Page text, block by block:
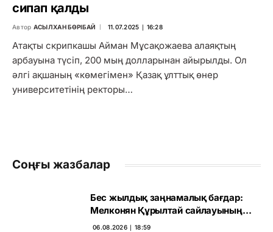
сипап қалды
Автор АСЫЛХАН БӨРІБАЙ 11.07.2025 ∣ 16:28
Атақты скрипкашы Айман Мұсақожаева алаяқтың
арбауына түсіп, 200 мың долларынан айырылды. Ол
әлгі ақшаның «көмегімен» Қазақ ұлттық өнер
университетінің ректоры…
Соңғы жазбалар
Бес жылдық заңнамалық бағдар:
Мелконян Құрылтай сайлауының
маңызын бағалады
06.08.2026 ∣ 18:59